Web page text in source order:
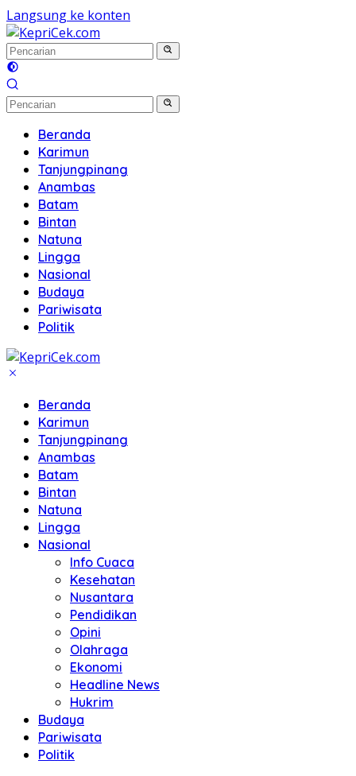
Langsung ke konten
Beranda
Karimun
Tanjungpinang
Anambas
Batam
Bintan
Natuna
Lingga
Nasional
Budaya
Pariwisata
Politik
Beranda
Karimun
Tanjungpinang
Anambas
Batam
Bintan
Natuna
Lingga
Nasional
Info Cuaca
Kesehatan
Nusantara
Pendidikan
Opini
Olahraga
Ekonomi
Headline News
Hukrim
Budaya
Pariwisata
Politik